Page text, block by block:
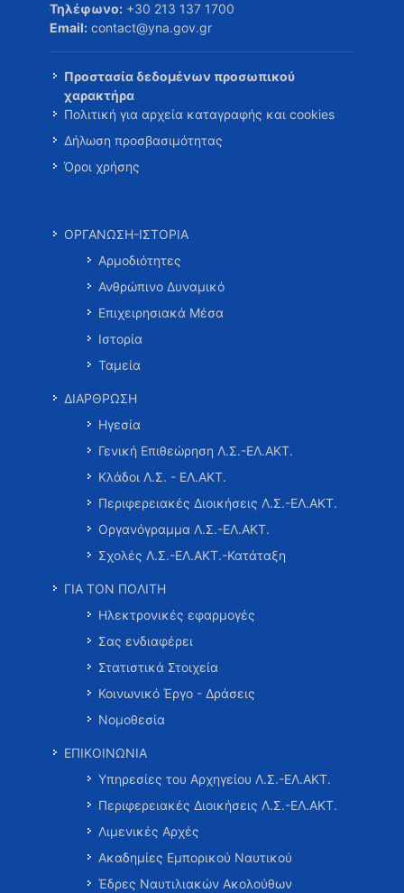
Τηλέφωνο: +30 213 137 1700
Email: contact@yna.gov.gr
Προστασία δεδομένων προσωπικού
χαρακτήρα
Πολιτική για αρχεία καταγραφής και cookies
Δήλωση προσβασιμότητας
Όροι χρήσης
ΟΡΓΑΝΩΣΗ-ΙΣΤΟΡΙΑ
Αρμοδιότητες
Ανθρώπινο Δυναμικό
Επιχειρησιακά Μέσα
Ιστορία
Ταμεία
ΔΙΑΡΘΡΩΣΗ
Ηγεσία
Γενική Επιθεώρηση Λ.Σ.-ΕΛ.ΑΚΤ.
Κλάδοι Λ.Σ. - ΕΛ.ΑΚΤ.
Περιφερειακές Διοικήσεις Λ.Σ.-ΕΛ.ΑΚΤ.
Οργανόγραμμα Λ.Σ.-ΕΛ.ΑΚΤ.
Σχολές Λ.Σ.-ΕΛ.ΑΚΤ.-Κατάταξη
ΓΙΑ ΤΟΝ ΠΟΛΙΤΗ
Ηλεκτρονικές εφαρμογές
Σας ενδιαφέρει
Στατιστικά Στοιχεία
Κοινωνικό Έργο - Δράσεις
Νομοθεσία
ΕΠΙΚΟΙΝΩΝΙΑ
Υπηρεσίες του Αρχηγείου Λ.Σ.-ΕΛ.ΑΚΤ.
Περιφερειακές Διοικήσεις Λ.Σ.-ΕΛ.ΑΚΤ.
Λιμενικές Αρχές
Ακαδημίες Εμπορικού Ναυτικού
Έδρες Ναυτιλιακών Ακολούθων